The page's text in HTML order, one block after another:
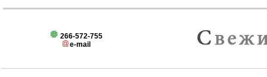
266-572-755
e-mail